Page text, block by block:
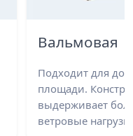
Вальмовая
Подходит для
площади.
выдерживает
ветровые